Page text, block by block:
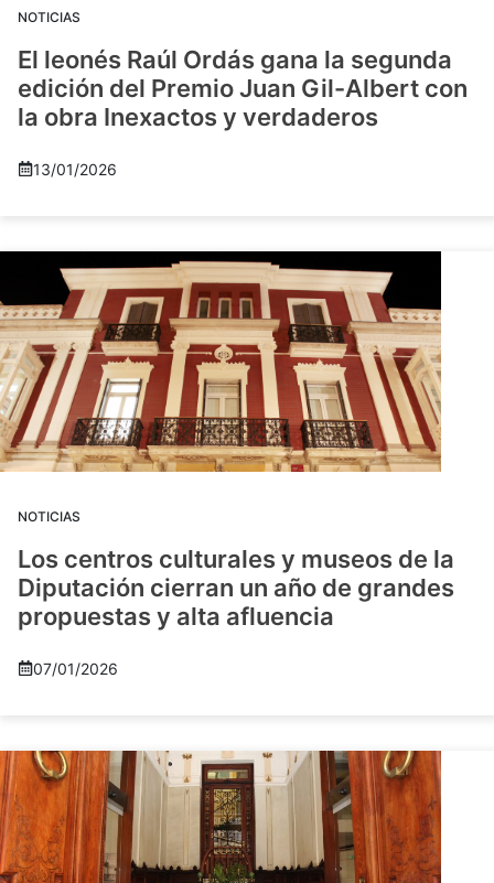
NOTICIAS
El leonés Raúl Ordás gana la segunda
edición del Premio Juan Gil-Albert con
la obra Inexactos y verdaderos
13/01/2026
NOTICIAS
Los centros culturales y museos de la
Diputación cierran un año de grandes
propuestas y alta afluencia
07/01/2026